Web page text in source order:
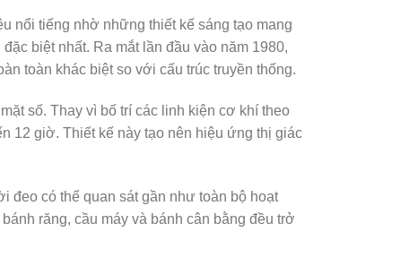
nổi tiếng nhờ những thiết kế sáng tạo mang
biệt nhất. Ra mắt lần đầu vào năm 1980,
toàn khác biệt so với cấu trúc truyền thống.
số. Thay vì bố trí các linh kiện cơ khí theo
12 giờ. Thiết kế này tạo nên hiệu ứng thị giác
đeo có thể quan sát gần như toàn bộ hoạt
răng, cầu máy và bánh cân bằng đều trở